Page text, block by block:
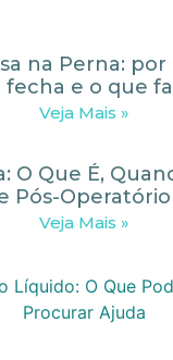
na Perna:
fecha e o que
Veja Mais »
O Que É,
Pós-Operatório
Veja Mais »